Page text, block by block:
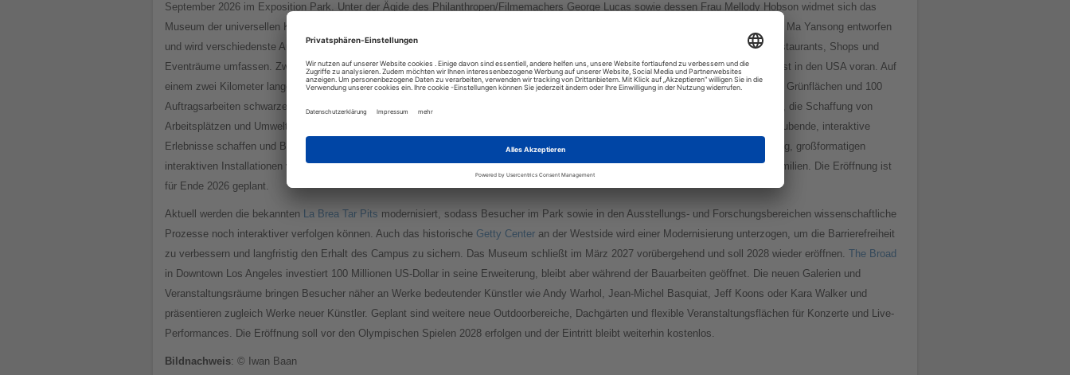
September 2026 im Exposition Park. Unter der Ägide des Philanthropen/Filmemachers George Lucas sowie dessen Frau Mellody Hobson widmet sich das
Museum der universellen Kunst des visuellen Geschichtenerzählens. Das futuristische Gebäude wurde vom renommierten Architekten Ma Yansong entworfen
und wird verschiedenste Ausstellungen präsentieren sowie ausgedehnte Galerien, hochmoderne Kinosäle, öffentliche Grünflächen, Restaurants, Shops und
Eventräume umfassen. Zwischenzeitlich schreitet mitDestination Crenshawdas größte öffentlich-private Programm für schwarze Kunst in den USA voran. Auf
einem zwei Kilometer langen Abschnitt des Crenshaw Boulevard in South LA entsteht ein Infrastrukturprojekt mit öffentlichen Räumen, Grünflächen und 100
Auftragsarbeiten schwarzer Künstler, das die Kultur der Gemeinde nicht nur aufwertet, sondern auch deren wirtschaftliche Entwicklung, die Schaffung von
Arbeitsplätzen und Umweltschutz unterstützen soll. In Culver City kreiert
immersive Kunst und Unterhaltung, die atemberaubende, interaktive
Erlebnisse schaffen und Besucher in fantastische Welten entführen. Jede Ausstellung bietet eine einzigartige Mischung aus Storytelling, großformatigen
interaktiven Installationen von Hunderten von Künstlern und modernster Technologie – ein Muss für Kunstliebhaber, Entdecker und Familien. Die Eröffnung ist
für Ende 2026 geplant.
Aktuell werden die bekannten La Brea Tar Pits modernisiert, sodass Besucher im Park sowie in den Ausstellungs- und Forschungsbereichen wissenschaftliche
Prozesse noch interaktiver verfolgen können. Auch das historische Getty Center an der Westside wird einer Modernisierung unterzogen, um die Barrierefreiheit
zu verbessern und langfristig den Erhalt des Campus zu sichern. Das Museum schließt im März 2027 vorübergehend und soll 2028 wieder eröffnen. The Broad
in Downtown Los Angeles investiert 100 Millionen US-Dollar in seine Erweiterung, bleibt aber während der Bauarbeiten geöffnet. Die neuen Galerien und
Veranstaltungsräume bringen Besucher näher an Werke bedeutender Künstler wie Andy Warhol, Jean-Michel Basquiat, Jeff Koons oder Kara Walker und
präsentieren zugleich Werke neuer Künstler. Geplant sind weitere neue Outdoorbereiche, Dachgärten und flexible Veranstaltungsflächen für Konzerte und Live-
Performances. Die Eröffnung soll vor den Olympischen Spielen 2028 erfolgen und der Eintritt bleibt weiterhin kostenlos.
Bildnachweis: © Iwan Baan